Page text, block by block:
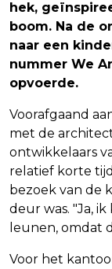
hek,
boom. Na de
naar een
nummer We
opvoerde.
Voorafgaand
met de
ontwikkelaars
relatief korte
bezoek van de
deur was. "Ja,
leunen, omdat
Voor het